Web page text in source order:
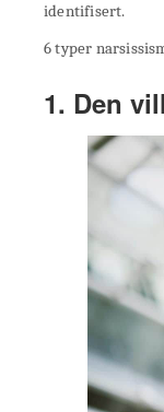
identifisert.
6 typer
1. Den